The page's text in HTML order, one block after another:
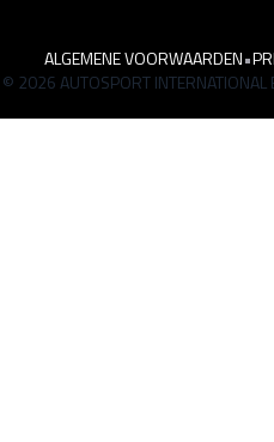
ALGEMENE VOORWAARDEN•
© 2026 AUTOSPORT INTERNATIONAL